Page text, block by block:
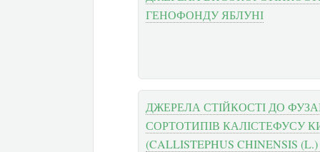
ГЕНОФОНДУ ЯБЛУНІ
ДЖЕРЕЛА СТІЙКОСТІ ДО
СОРТОТИПІВ КАЛІСТЕФУСУ
(CALLISTEPHUS CHINENSIS (L.)